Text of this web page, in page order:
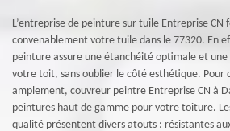
L’entreprise de peinture sur tuile Entreprise CN
convenablement votre tuile dans le 77320. En
peinture assure une étanchéité optimale et
votre toit, sans oublier le côté esthétique. Pour
amplement, couvreur peintre Entreprise CN à
peintures haut de gamme pour votre toiture.
qualité présentent divers atouts : résistantes